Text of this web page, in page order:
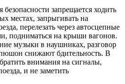
запрещается ходить
местах, запрыгивать на
перелезать через автосцепные
подниматься на крыши вагонов.
музыки в наушниках, разговор
снижают бдительность. В
внимания на сигналы,
и не заметить